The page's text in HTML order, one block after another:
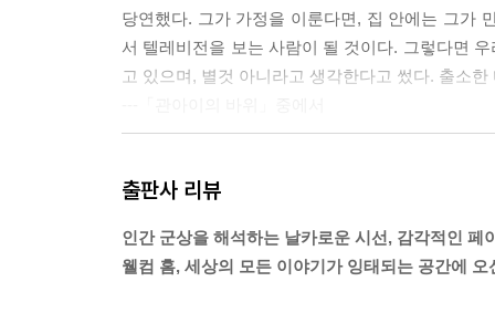
당연했다. 그가 가정을 이룬다면, 집 안에는 그가
서 텔레비전을 보는 사람이 될 것이다. 그렇다면
고 있으며, 별것 아니라고 생각한다고 썼다. 출소
바라보면서 이 아이는 이 돈을 다 어디에 쓴 걸까,
당한 지출 이유를 생각해내느라 애를 썼다. 동생
함되어 있을 것이라 생각하며 마음의 위안을 얻었
출판사 리뷰
인간 군상을 해석하는 날카로운 시선, 감각적인 페
웰컴 홈, 세상의 모든 이야기가 잉태되는 공간에